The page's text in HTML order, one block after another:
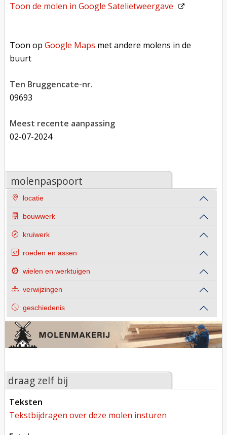
Toon de molen inGoogle Satelietweergave
Toon opGoogle Maps met andere molens in de
buurt
Ten Bruggencate-nr.
09693
Meest recente aanpassing
02-07-2024
molenpaspoort
locatie
bouwwerk
kruiwerk
roeden en assen
wielen en werktuigen
verwijzingen
geschiedenis
draag zelf bij
teksten
tekstbijdragen over deze molen insturen